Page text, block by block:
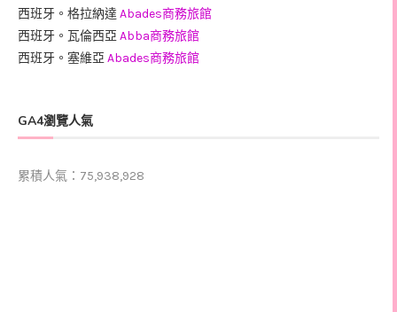
西班牙。格拉納達 Abades商務旅館
西班牙。瓦倫西亞 Abba商務旅館
西班牙。塞維亞 Abades商務旅館
GA4瀏覽人氣
累積人氣：75,938,928